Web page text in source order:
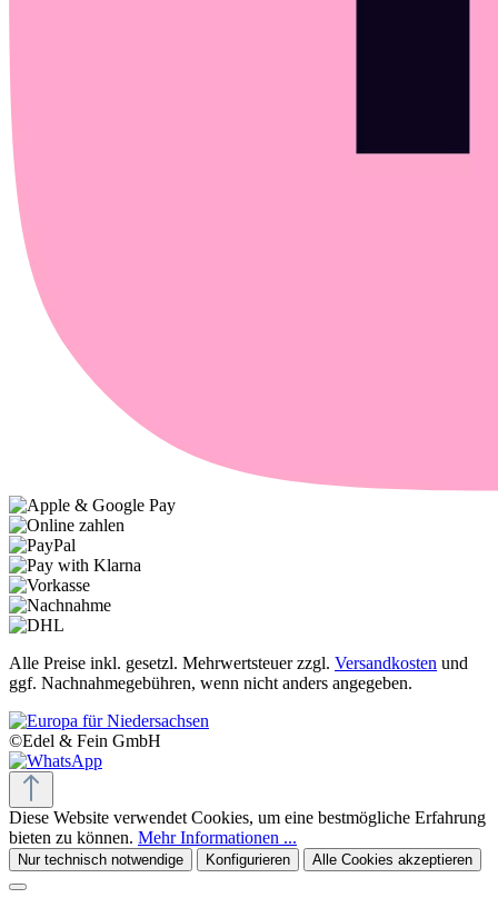
Alle Preise inkl. gesetzl. Mehrwertsteuer zzgl. Versandkosten und
ggf. Nachnahmegebühren, wenn nicht anders angegeben.
©Edel & Fein GmbH
Diese Website verwendet Cookies, um eine bestmögliche Erfahrung
bieten zu können. Mehr Informationen ...
Nur technisch notwendige Konfigurieren Alle Cookies akzeptieren